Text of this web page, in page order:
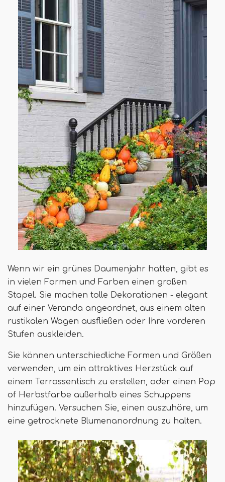
Wenn wir ein grünes Daumenjahr hatten, gibt es
in vielen Formen und Farben einen großen
Stapel. Sie machen tolle Dekorationen - elegant
auf einer Veranda angeordnet, aus einem alten
rustikalen Wagen ausfließen oder Ihre vorderen
Stufen auskleiden.
Sie können unterschiedliche Formen und Größen
verwenden, um ein attraktives Herzstück auf
einem Terrassentisch zu erstellen, oder einen Pop
of Herbstfarbe außerhalb eines Schuppens
hinzufügen. Versuchen Sie, einen auszuhöre, um
eine getrocknete Blumenanordnung zu halten.